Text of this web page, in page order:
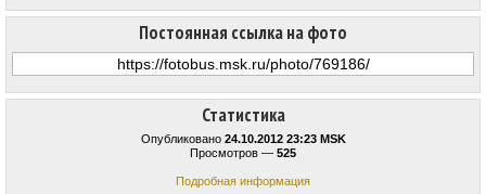
Статистика
Опубликовано 24.10.2012 23:23 MSK
Просмотров — 525
Подробная информация
Постоянная ссылка на фото